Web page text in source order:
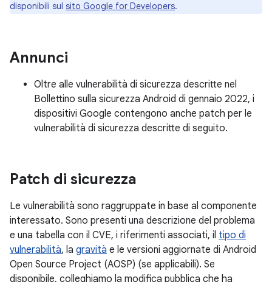
disponibili sul sito Google for Developers.
Annunci
Oltre alle vulnerabilità di sicurezza descritte nel
Bollettino sulla sicurezza Android di gennaio 2022, i
dispositivi Google contengono anche patch per le
vulnerabilità di sicurezza descritte di seguito.
Patch di sicurezza
Le vulnerabilità sono raggruppate in base al componente
interessato. Sono presenti una descrizione del problema
e una tabella con il CVE, i riferimenti associati, il tipo di
vulnerabilità, la gravità e le versioni aggiornate di Android
Open Source Project (AOSP) (se applicabili). Se
disponibile, colleghiamo la modifica pubblica che ha